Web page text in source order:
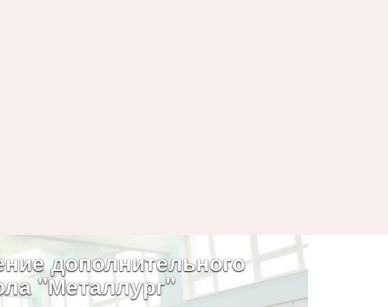
дополнительного
"Металлург"